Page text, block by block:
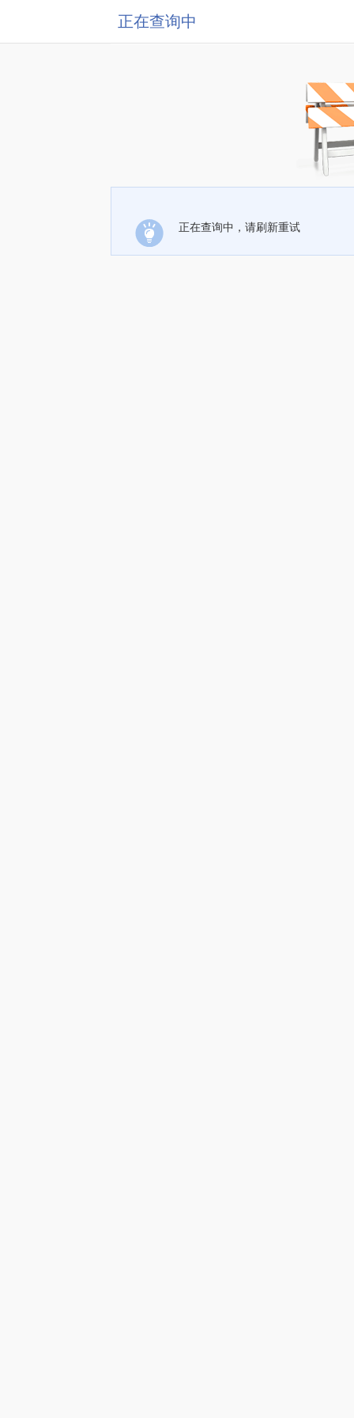
正在查询中
正在查询中，请刷新重试